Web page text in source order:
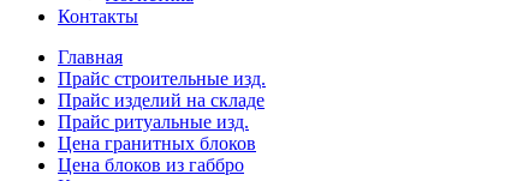
Контакты
Главная
Прайс строительные изд.
Прайс изделий на складе
Прайс ритуальные изд.
Цена гранитных блоков
Цена блоков из габбро